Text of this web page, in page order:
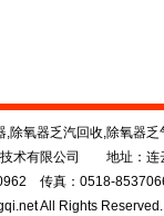
,除氧器乏汽回收,除氧器
技术有限公司 地址：
传真：0518-
All Rights